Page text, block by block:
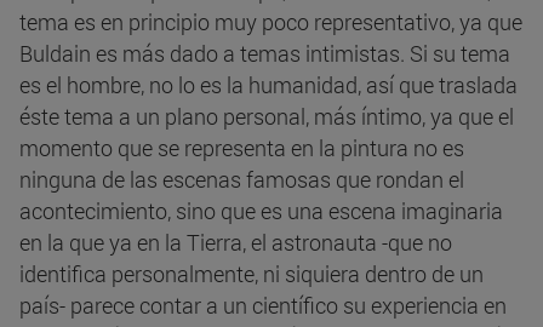
tema es en principio muy poco representativo, ya que
Buldain es más dado a temas intimistas. Si su tema
es el hombre, no lo es la humanidad, así que traslada
éste tema a un plano personal, más íntimo, ya que el
momento que se representa en la pintura no es
ninguna de las escenas famosas que rondan el
acontecimiento, sino que es una escena imaginaria
en la que ya en la Tierra, el astronauta -que no
identifica personalmente, ni siquiera dentro de un
país- parece contar a un científico su experiencia en